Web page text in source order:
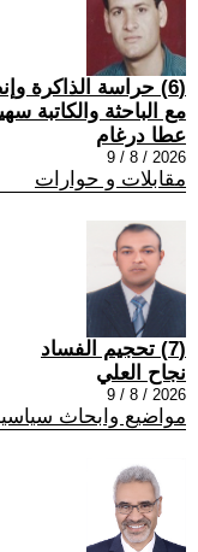
(6) حراسة الذاكرة
مع الباحثة والكاتبة
عطا درغام
2026 / 8 / 9
مقابلات و حوارات
(7) تحجيم الفساد
نجاح العلي
2026 / 8 / 9
مواضيع وابحاث